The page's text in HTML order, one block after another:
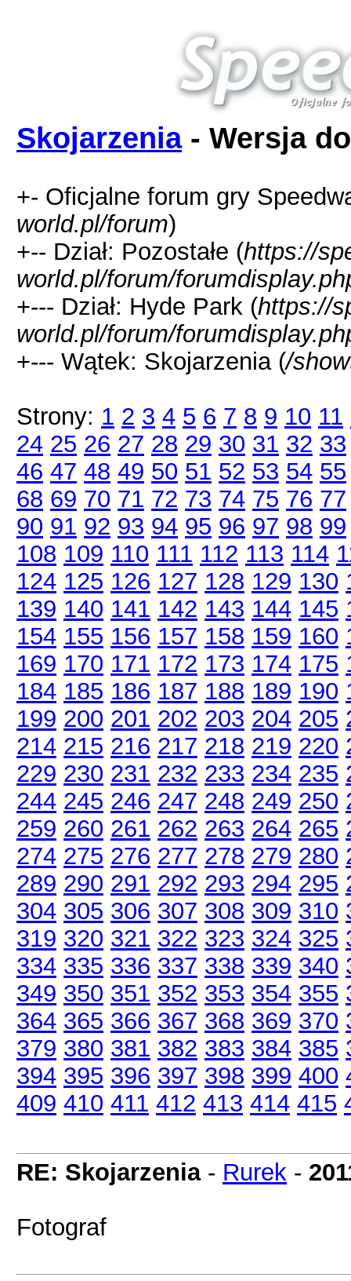
Skojarzenia- Wersja
+- Oficjalne forum gry
world.pl/forum)
+-- Dział: Pozostałe (https://
world.pl/forum/
+--- Dział: Hyde Park (https://
world.pl/forum/
+--- Wątek: Skojarzenia (/
Strony: 1 2 3 4 5 6 7 8 9 10 11
24 25 26 27 28 29 30 31 32 33
46 47 48 49 50 51 52 53 54 55
68 69 70 71 72 73 74 75 76 77
90 91 92 93 94 95 96 97 98 99
108 109 110 111 112 113 114
124 125 126 127 128 129 130
139 140 141 142 143 144 145
154 155 156 157 158 159 160
169 170 171 172 173 174 175
184 185 186 187 188 189 190
199 200 201 202 203 204 205
214 215 216 217 218 219 220
229 230 231 232 233 234 235
244 245 246 247 248 249 250
259 260 261 262 263 264 265
274 275 276 277 278 279 280
289 290 291 292 293 294 295
304 305 306 307 308 309 310
319 320 321 322 323 324 325
334 335 336 337 338 339 340
349 350 351 352 353 354 355
364 365 366 367 368 369 370
379 380 381 382 383 384 385
394 395 396 397 398 399 400
409 410 411 412 413 414 415
RE: Skojarzenia- Rurek -
Fotograf